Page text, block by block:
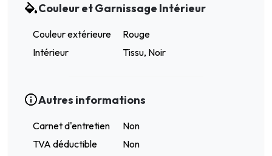
Couleur et Garnissage Intérieur
Couleur extérieure
Rouge
Intérieur
Tissu, Noir
Autres informations
Carnet d'entretien
Non
TVA déductible
Non